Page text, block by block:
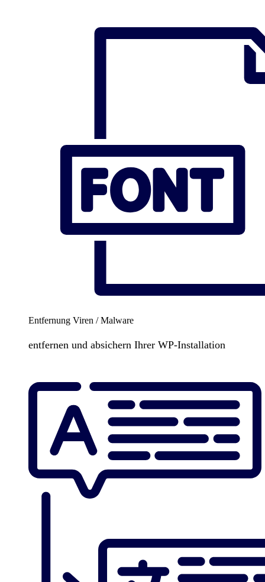
Entfernung Viren / Malware
entfernen und absichern Ihrer WP-Installation